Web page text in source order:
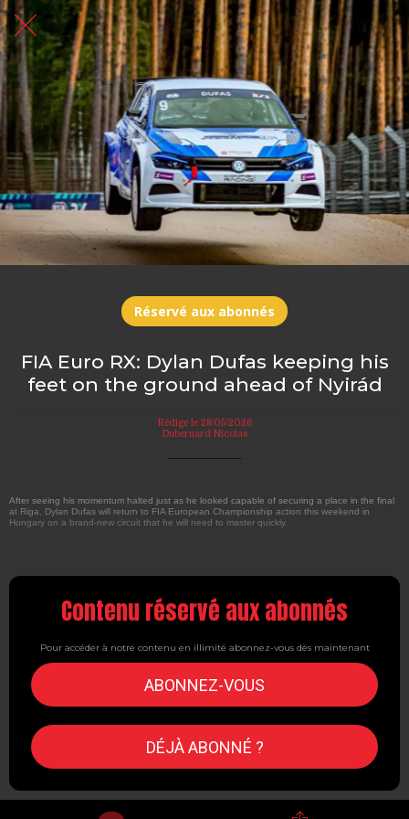
Réservé aux abonnés
FIA Euro RX: Dylan Dufas keeping his
feet on the ground ahead of Nyirád
Rédigé le 28/05/2026
Dubernard Nicolas
After seeing his momentum halted just as he looked capable of securing a place in the final
at Riga, Dylan Dufas will return to FIA European Championship action this weekend in
Hungary on a brand-new circuit that he will need to master quickly.
Contenu réservé aux abonnés
Pour accéder à notre contenu en illimité abonnez-vous dès maintenant
ABONNEZ-VOUS
DÉJÀ ABONNÉ ?